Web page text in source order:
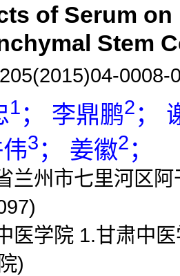
of Serum
Stem
0008-
1 ； 李鼎鹏2 ；
3 ； 姜徽2 ；
兰州市七里河区
医学院 1.甘肃中
)